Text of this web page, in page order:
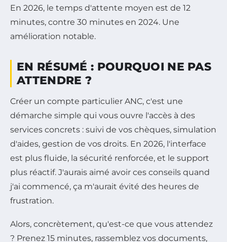
En 2026, le temps d'attente moyen est de 12
minutes, contre 30 minutes en 2024. Une
amélioration notable.
EN RÉSUMÉ : POURQUOI NE PAS
ATTENDRE ?
Créer un compte particulier ANC, c'est une
démarche simple qui vous ouvre l'accès à des
services concrets : suivi de vos chèques, simulation
d'aides, gestion de vos droits. En 2026, l'interface
est plus fluide, la sécurité renforcée, et le support
plus réactif. J'aurais aimé avoir ces conseils quand
j'ai commencé, ça m'aurait évité des heures de
frustration.
Alors, concrètement, qu'est-ce que vous attendez
? Prenez 15 minutes, rassemblez vos documents,